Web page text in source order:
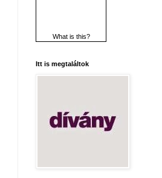
What is this?
Itt is megtaláltok